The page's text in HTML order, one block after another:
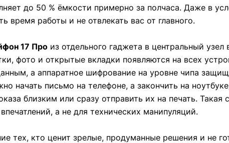
до 50 % ёмкости примерно за полчаса. Даже в
время работы и не отвлекать вас от главного.
17 Про из отдельного гаджета в центральный
фото и открытые вкладки появляются на всех
а аппаратное шифрование на уровне чипа
начать письмо на телефоне, а закончить на
близким или сразу отправить их на печать.
а не для технических манипуляций.
тех, кто ценит зрелые, продуманные решения и не